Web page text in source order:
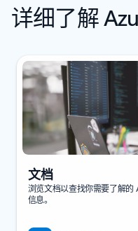
详细了解
正在显示第 1 张幻灯片，共
文档
浏览文档以查找你需要了解的
信息。